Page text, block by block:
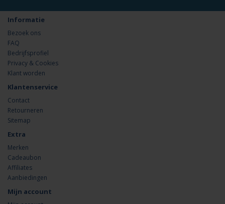
Informatie
Bezoek ons
FAQ
Bedrijfsprofiel
Privacy & Cookies
Klant worden
Klantenservice
Contact
Retourneren
Sitemap
Extra
Merken
Cadeaubon
Affiliates
Aanbiedingen
Mijn account